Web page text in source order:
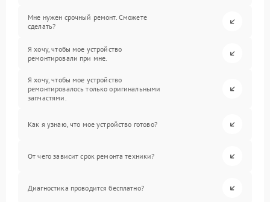
Мне нужен срочный ремонт. Сможете
сделать?
Я хочу, чтобы мое устройство
ремонтировали при мне.
Я хочу, чтобы мое устройство
ремонтировалось только оригинальными
запчастями.
Как я узнаю, что мое устройство готово?
От чего зависит срок ремонта техники?
Диагностика проводится бесплатно?